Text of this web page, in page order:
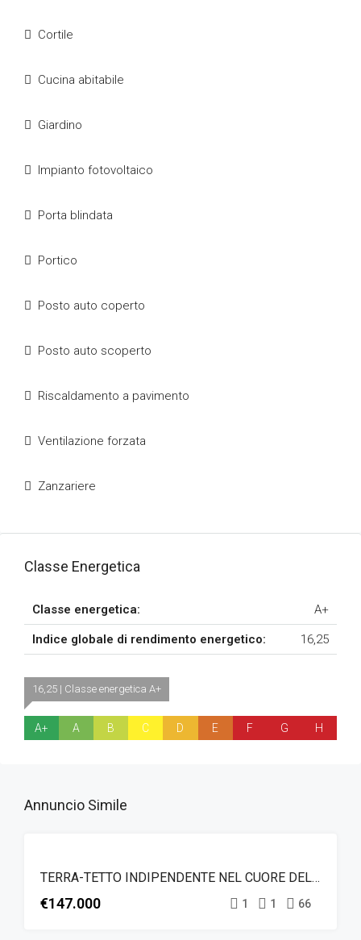
Cortile
Cucina abitabile
Giardino
Impianto fotovoltaico
Porta blindata
Portico
Posto auto coperto
Posto auto scoperto
Riscaldamento a pavimento
Ventilazione forzata
Zanzariere
Classe Energetica
Classe energetica: A+
Indice globale di rendimento energetico: 16,25
16,25 | Classe energetica A+
A+ A B C D E F G H
Annuncio Simile
TERRA-TETTO INDIPENDENTE NEL CUORE DEL CENTRO STORICO
€147.000 1 1 66